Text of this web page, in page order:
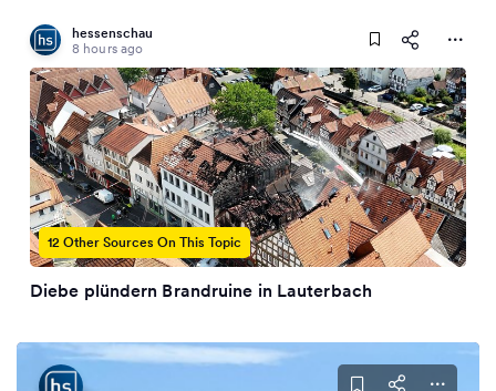
hessenschau
8 hours ago
12 Other Sources On This Topic
Diebe plündern Brandruine in Lauterbach